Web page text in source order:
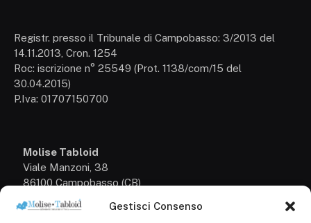
Gestisci Consenso
Registr. presso il Tribunale di Campobasso: 3/2013 del
14.11.2013, Cron. 1254
Roc: iscrizione n° 25549 (Prot. 1138/com/15 del
30.04.2015)
P.Iva: 01707150700
Molise Tabloid
Viale Manzoni, 38
86100 Campobasso (CB)
+39 3333169466